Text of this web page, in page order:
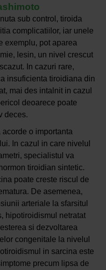
sub control, tiroida
complicatiilor, iar unele
exemplu, pot aparea
lesin, un nivel crescut
In cazuri rare,
insuficienta tiroidiana din
mai des intalnit in cazul
deoarece poate
deces.
o importanta
In cazul in care nivelul
specialistul va
tiroidian sintetic.
poate creste riscul de
De asemenea,
arteriale la sfarsitul
hipotiroidismul netratat
si dezvoltarea
congenitale la nivelul
in sarcina este
precum lipsa de